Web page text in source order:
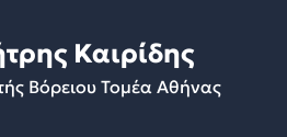
Καιρίδης
Βόρειου Τομέα Αθήνας